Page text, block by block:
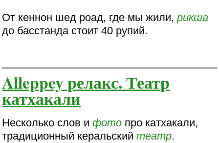
От кеннон шед роад, где мы жили,рикша
до басстанда стоит 40 рупий.
Alleppey релакс. Театр
катхакали
Несколько слов ифото про катхакали,
традиционный керальскийтеатр.